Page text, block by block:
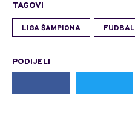
TAGOVI
LIGA ŠAMPIONA FUDBAL
PODIJELI